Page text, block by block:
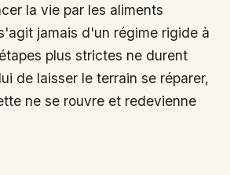
la vie par les aliments
jamais d'un régime rigide à
plus strictes ne durent
de laisser le terrain se réparer,
ne se rouvre et redevienne